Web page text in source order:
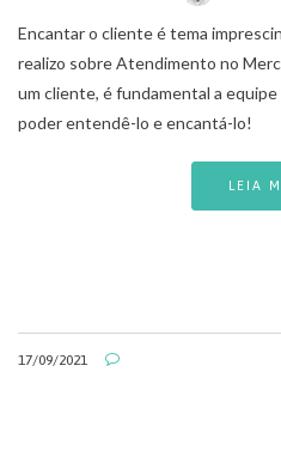
Encantar o cliente é tema
realizo sobre Atendimento no
um cliente, é fundamental a
poder entendê-lo e encantá-lo!
LEIA
17/09/2021